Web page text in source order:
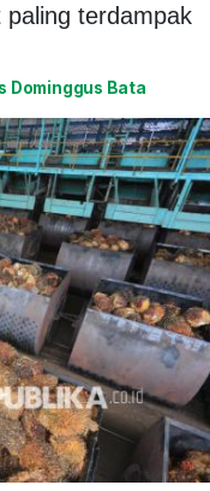
paling terdampak
Dominggus Bata